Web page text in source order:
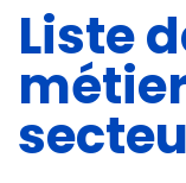
Liste
est utilisé.
Experience
Afin que notre
site Web